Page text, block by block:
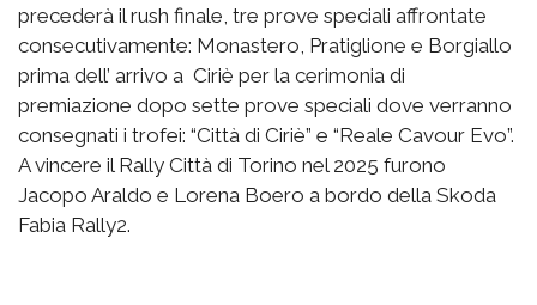
precederà il rush finale, tre prove speciali affrontate
consecutivamente: Monastero, Pratiglione e Borgiallo
prima dell’ arrivo a Ciriè per la cerimonia di
premiazione dopo sette prove speciali dove verranno
consegnati i trofei: “Città di Ciriè” e “Reale Cavour Evo”.
A vincere il Rally Città di Torino nel 2025 furono
Jacopo Araldo e Lorena Boero a bordo della Skoda
Fabia Rally2.